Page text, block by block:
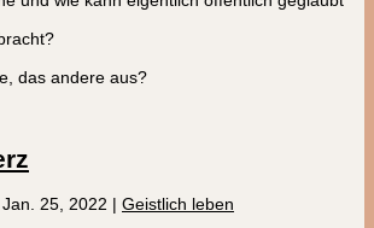
das andere aus?
Jan. 25, 2022 | Geistlich leben